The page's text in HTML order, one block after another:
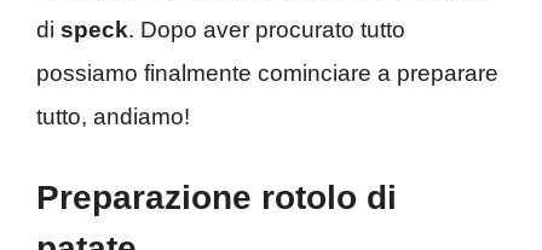
di speck. Dopo aver procurato tutto
possiamo finalmente cominciare a preparare
tutto, andiamo!
Preparazione rotolo di